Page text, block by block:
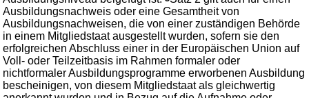
Ausbildungsnachweis oder eine Gesamtheit von
Ausbildungsnachweisen, die von einer zuständigen Behörde
in einem Mitgliedstaat ausgestellt wurden, sofern sie den
erfolgreichen Abschluss einer in der Europäischen Union auf
Voll- oder Teilzeitbasis im Rahmen formaler oder
nichtformaler Ausbildungsprogramme erworbenen Ausbildung
bescheinigen, von diesem Mitgliedstaat als gleichwertig